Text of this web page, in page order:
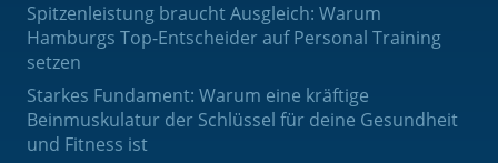
Spitzenleistung braucht Ausgleich: Warum
Hamburgs Top-Entscheider auf Personal Training
setzen
Starkes Fundament: Warum eine kräftige
Beinmuskulatur der Schlüssel für deine Gesundheit
und Fitness ist